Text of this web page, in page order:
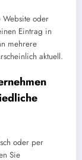
Website oder
Eintrag in
mehrere
aktuell.
oder per
Sie